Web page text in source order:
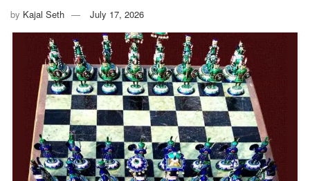
by Kajal Seth July 17, 2026